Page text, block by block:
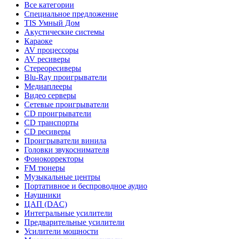
Все категории
Специальное предложение
TIS Умный Дом
Акустические системы
Караоке
AV процессоры
AV ресиверы
Стереоресиверы
Blu-Ray проигрыватели
Медиаплееры
Видео серверы
Сетевые проигрыватели
CD проигрыватели
CD транспорты
CD ресиверы
Проигрыватели винила
Головки звукоснимателя
Фонокорректоры
FM тюнеры
Музыкальные центры
Портативное и беспроводное аудио
Наушники
ЦАП (DAC)
Интегральные усилители
Предварительные усилители
Усилители мощности